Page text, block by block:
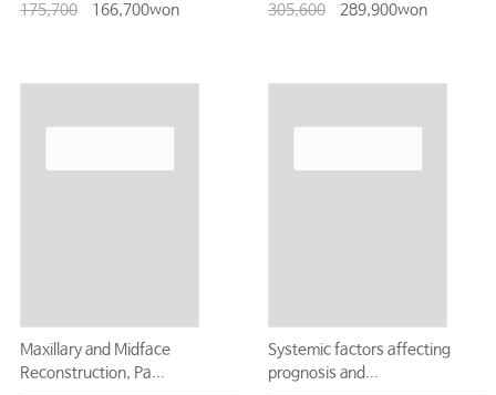
175,700
166,700won
305,600
289,900won
Maxillary and Midface
Reconstruction, Pa...
Systemic factors affecting
prognosis and...